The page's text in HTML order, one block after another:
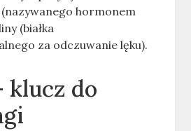
hormonem
(białka
za odczuwanie lęku).
klucz do